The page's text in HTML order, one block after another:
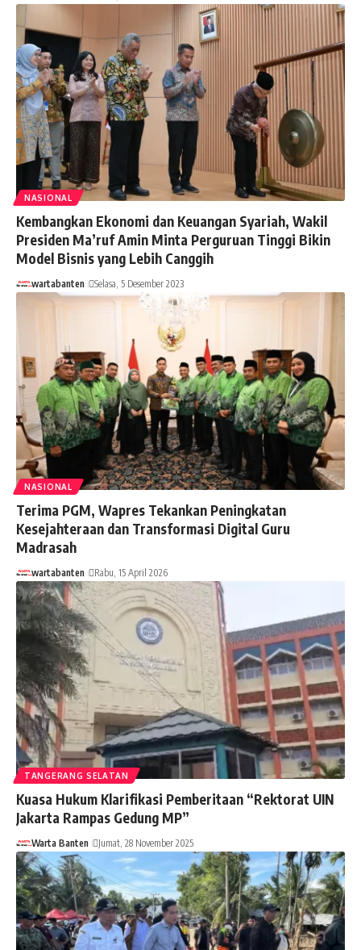
NASIONAL
Kembangkan Ekonomi dan Keuangan Syariah, Wakil
Presiden Ma’ruf Amin Minta Perguruan Tinggi Bikin
Model Bisnis yang Lebih Canggih
wartabanten Selasa, 5 Desember 2023
NASIONAL
Terima PGM, Wapres Tekankan Peningkatan
Kesejahteraan dan Transformasi Digital Guru
Madrasah
wartabanten Rabu, 15 April 2026
TANGERANG SELATAN
Kuasa Hukum Klarifikasi Pemberitaan “Rektorat UIN
Jakarta Rampas Gedung MP”
Warta Banten Jumat, 28 November 2025